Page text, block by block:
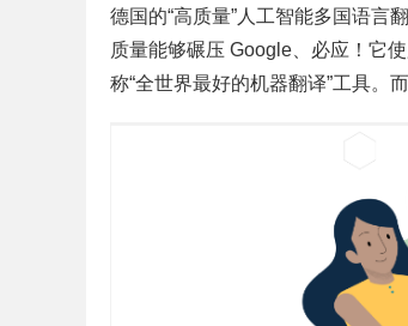
德国的“高质量”人工智能多国语言
质量能够碾压 Google、必应！它
称“全世界最好的机器翻译”工具。